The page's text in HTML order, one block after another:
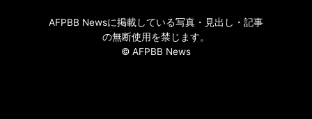
AFPBB Newsに掲載している写真・見出し・記事
の無断使用を禁じます。
© AFPBB News